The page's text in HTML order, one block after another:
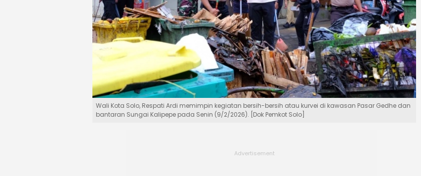
Wali Kota Solo, Respati Ardi memimpin kegiatan bersih-bersih atau kurvei di kawasan Pasar Gedhe dan
bantaran Sungai Kalipepe pada Senin (9/2/2026). [Dok Pemkot Solo]